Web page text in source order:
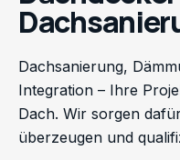
Dachsanierung,
Integration – Ihre
Dach. Wir sorgen
überzeugen und